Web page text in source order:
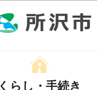
くらし・手続き